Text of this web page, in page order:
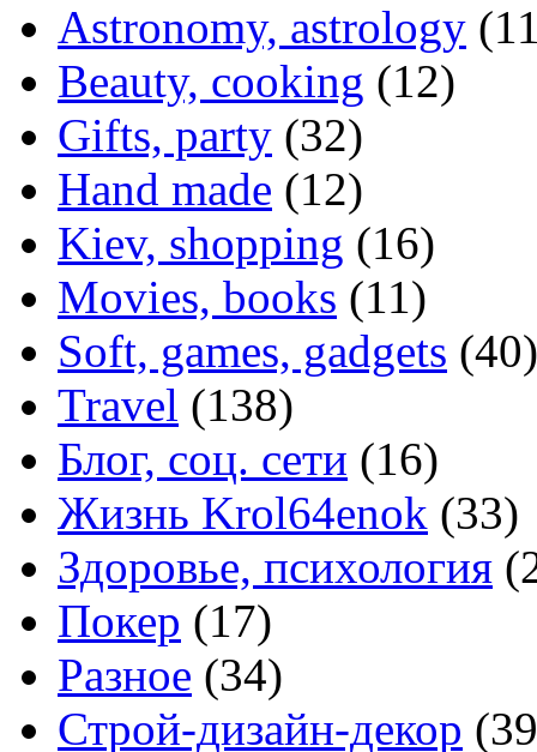
Astronomy, astrology
Beauty, cooking (12)
Gifts, party (32)
Hand made (12)
Kiev, shopping (16)
Movies, books (11)
Soft, games, gadgets (40)
Travel (138)
Блог, соц. сети (16)
Жизнь Krol64enok (33)
Здоровье, психология
Покер (17)
Разное (34)
Строй-дизайн-декор